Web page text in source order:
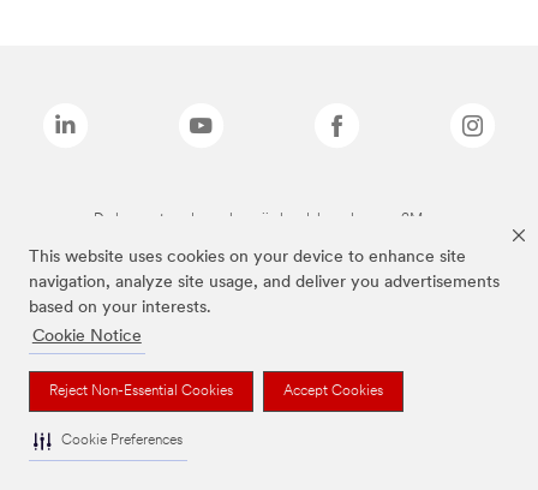
This website uses cookies on your device to enhance site
navigation, analyze site usage, and deliver you advertisements
based on your interests.
Cookie Notice
Reject Non-Essential Cookies Accept Cookies
Cookie Preferences
De bovenstaande merken zijn handelsmerken van 3M.we